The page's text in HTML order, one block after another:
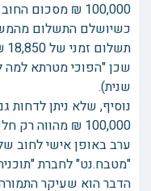
כשיושלם התשלום
שכן "הפוכי מטרתא למה
שנית).
נוסיף, שלא ניתן
100,000 ₪
"מטבח.נט" לחברת
הדבר הוא שעיקר